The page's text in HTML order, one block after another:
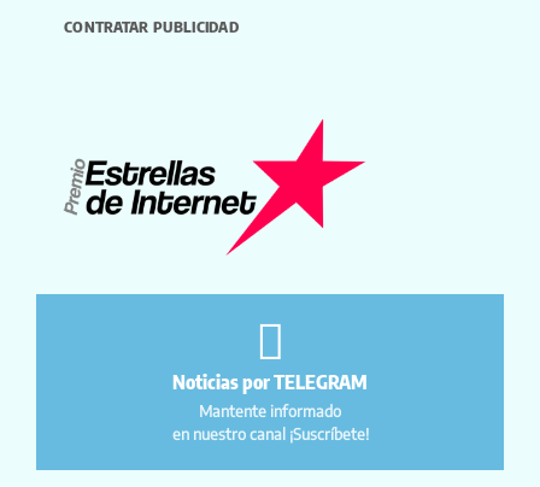
CONTRATAR PUBLICIDAD
Noticias por TELEGRAM
Mantente informado
en nuestro canal ¡Suscríbete!